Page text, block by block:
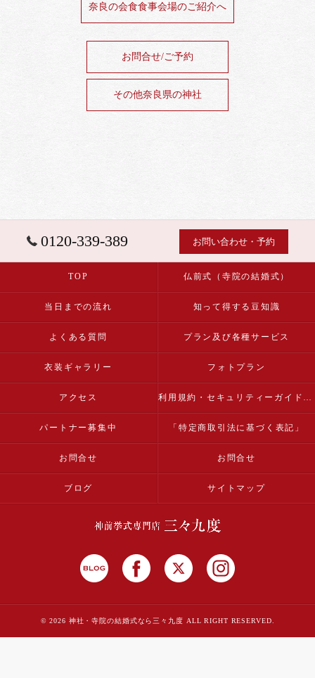
奈良の会食食事会場のご紹介へ
お問合せ/ご予約
その他奈良県の神社
0120-339-389 お問い合わせ・予約
TOP 仏前式（寺院の結婚式）
当日までの流れ 知って得する豆知識
よくある質問 プラン及び各種サービス
衣装ギャラリー フォトプラン
アクセス 利用規約・セキュリティーガイドライン
パートナー募集中 「特定商取引法に基づく表記」
お問合せ お問合せ
ブログ サイトマップ
© 2026 神社・寺院の結婚式なら三々九度 ALL RIGHT RESERVED.